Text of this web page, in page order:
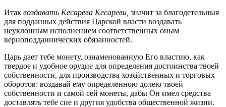
Итак воздавать Кесарева Кесареви, значит за благодетельныя
для подданных действия Царской власти воздавать
неуклонным исполнением соответственных оным
верноподданнических обязанностей.
Царь дает тебе монету, ознаменованную Его властию, как
твердое и удобное орудие для определения достоинства твоей
собственности, для производства хозяйственных и торговых
оборотов: воздавай ему определенною долею твоей
собственности и самой сей монеты, дабы Он имел средства
доставлять тебе сие и другия удобства общественной жизни.